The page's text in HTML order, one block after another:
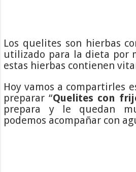
Los quelites son hierbas
utilizado para la dieta por
estas hierbas contienen
Hoy vamos a compartirles
preparar “Quelites con
prepara y le quedan
podemos acompañar con